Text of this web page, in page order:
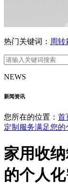
热门关键词： 周转
NEWS
新闻资讯
您所在的位置： 首
定制服务满足您的
家用收
的个人